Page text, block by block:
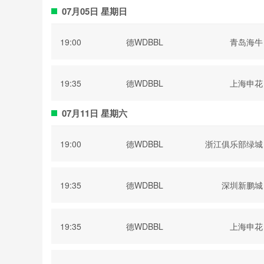
07月05日 星期日
19:00 德WDBBL 青岛海牛
19:35 德WDBBL 上海申花
07月11日 星期六
19:00 德WDBBL 浙江俱乐部绿城
19:35 德WDBBL 深圳新鹏城
19:35 德WDBBL 上海申花